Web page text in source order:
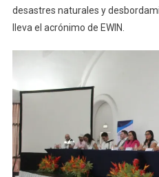
desastres naturales y
lleva el acrónimo de EWIN.